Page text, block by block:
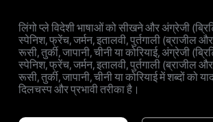
लिंगो प्ले विदेशी भाषाओं को सीखने और अंग्रेजी
स्पेनिश, फ्रेंच, जर्मन, इतालवी, पुर्तगाली (ब्राजील
रूसी, तुर्की, जापानी, चीनी या कोरियाई, अंग्रेजी
स्पेनिश, फ्रेंच, जर्मन, इतालवी, पुर्तगाली (ब्राजील
रूसी, तुर्की, जापानी, चीनी या कोरियाई में शब्दों को
दिलचस्प और प्रभावी तरीका है।